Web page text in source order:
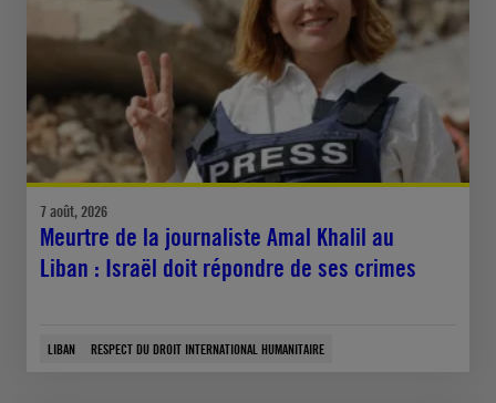
7 août, 2026
Meurtre de la journaliste Amal Khalil au
Liban : Israël doit répondre de ses crimes
LIBAN RESPECT DU DROIT INTERNATIONAL HUMANITAIRE